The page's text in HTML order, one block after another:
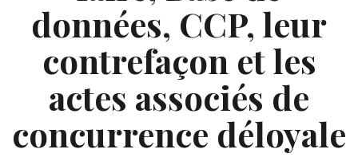
données, CCP, leur
contrefaçon et les
actes associés de
concurrence déloyale